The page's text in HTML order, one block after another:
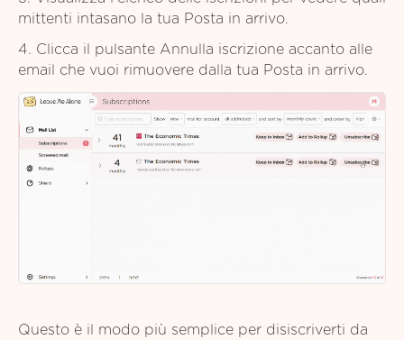
mittenti intasano la tua Posta in arrivo.
4. Clicca il pulsante Annulla iscrizione accanto alle
email che vuoi rimuovere dalla tua Posta in arrivo.
Questo è il modo più semplice per disiscriverti da